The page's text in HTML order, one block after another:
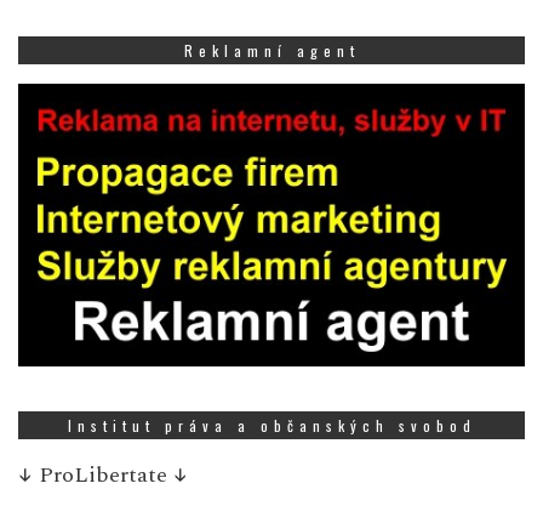
Reklamní agent
Institut práva a občanských svobod
↓ ProLibertate ↓